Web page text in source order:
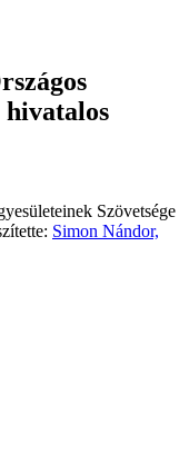
hivatalos
Szövetsége
Simon Nándor,